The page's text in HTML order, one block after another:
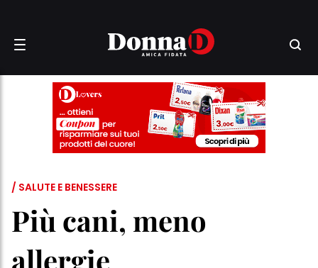
/ SALUTE E BENESSERE
Più cani, meno
allergie